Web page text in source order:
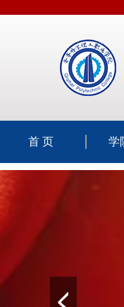
首 页 学